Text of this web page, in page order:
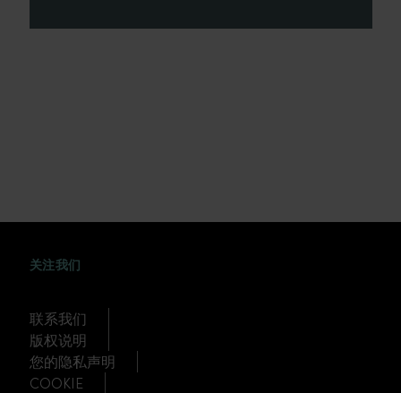
关注我们
联系我们
版权说明
您的隐私声明
COOKIE